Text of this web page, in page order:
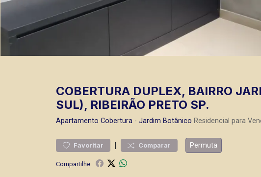
COBERTURA DUPLEX, BAIRRO
SUL), RIBEIRÃO PRETO SP.
Apartamento Cobertura - Jardim Botânico Residencial para
Favoritar | Comparar Permuta
Compartilhe: